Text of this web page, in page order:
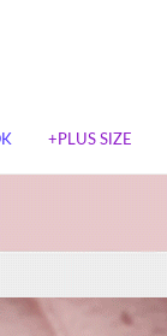
+PLUS SIZE